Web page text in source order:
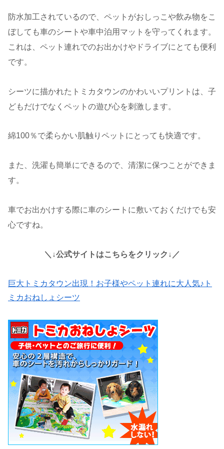
防水加工されているので、ペットがおしっこや飲み物をこ
ぼしても車のシートや車中泊用マットを守ってくれます。
これは、ペット連れでのお出かけやドライブにとても便利
です。
シーツに描かれたトミカタウンのかわいいプリントは、子
どもだけでなくペットの遊び心を刺激します。
綿100％で柔らかい肌触りペットにとっても快適です。
また、洗濯も簡単にできるので、清潔に保つことができま
す。
車でお出かけする際に車のシートに敷いておくだけでも安
心ですね。
＼↓公式サイトはこちらをクリック↓／
巨大トミカタウン出現！お子様やペット連れに大人気♪ト
ミカおねしょシーツ